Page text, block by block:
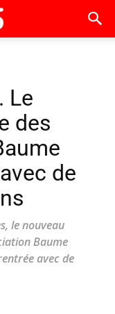
Le
des
de
le nouveau
Baume
avec de